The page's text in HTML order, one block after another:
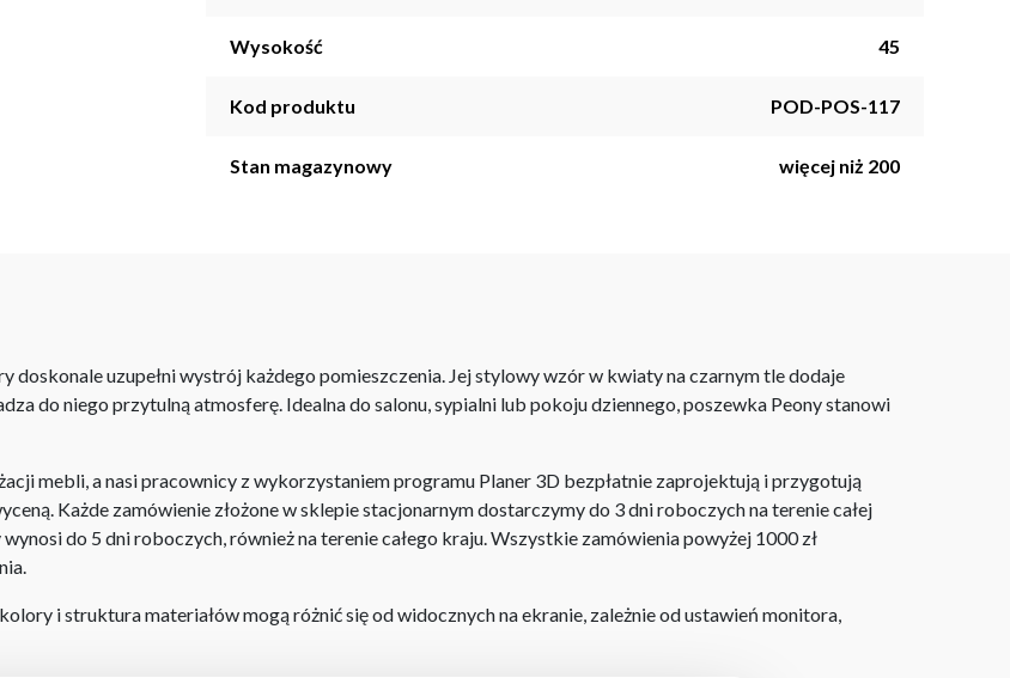
Wysokość 45
Kod produktu POD-POS-117
Stan magazynowy więcej niż 200
uzupełni wystrój każdego pomieszczenia. Jej stylowy wzór w kwiaty na czarnym tle dodaje
do niego przytulną atmosferę. Idealna do salonu, sypialni lub pokoju dziennego, poszewka Peony stanowi
mebli, a nasi pracownicy z wykorzystaniem programu Planer 3D bezpłatnie zaprojektują i przygotują
Każde zamówienie złożone w sklepie stacjonarnym dostarczymy do 3 dni roboczych na terenie całej
do 5 dni roboczych, również na terenie całego kraju. Wszystkie zamówienia powyżej 1000 zł
i struktura materiałów mogą różnić się od widocznych na ekranie, zależnie od ustawień monitora,